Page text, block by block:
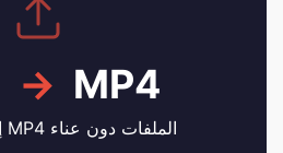
→ MP4
حوّل AC3 إلى MP4 الملفات دون عناء